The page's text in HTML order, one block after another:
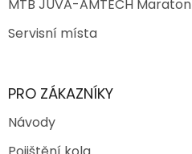
MTB JUVA-AMTECH Maraton
Servisní místa
PRO ZÁKAZNÍKY
Návody